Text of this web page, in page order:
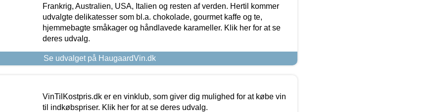
Frankrig, Australien, USA, Italien og resten af verden. Hertil kommer
udvalgte delikatesser som bl.a. chokolade, gourmet kaffe og te,
hjemmebagte småkager og håndlavede karameller. Klik her for at se
deres udvalg.
Se udvalget på HaugaardVin.dk
VinTilKostpris.dk er en vinklub, som giver dig mulighed for at købe vin
til indkøbspriser. Klik her for at se deres udvalg.